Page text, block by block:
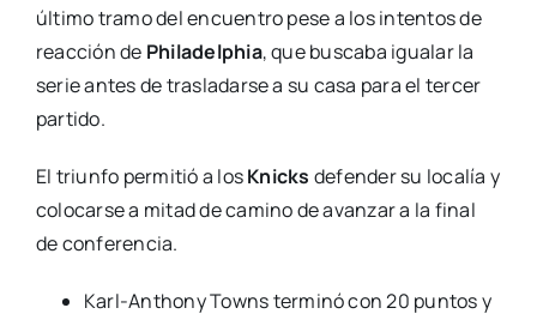
último tramo del encuentro pese a los intentos de
reacción de Philadelphia, que buscaba igualar la
serie antes de trasladarse a su casa para el tercer
partido.
El triunfo permitió a losKnicks defender su localía y
colocarse a mitad de camino de avanzar a la final
de conferencia.
Karl-Anthony Towns terminó con 20 puntos y